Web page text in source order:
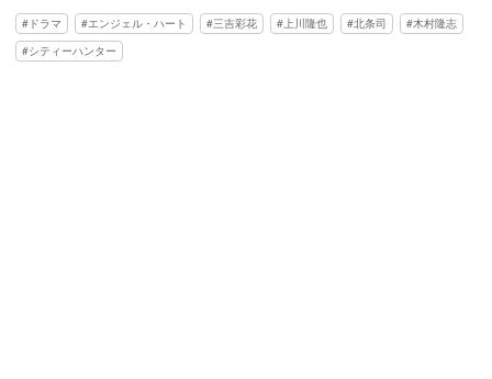
ドラマ エンジェル・ハート 三吉彩花 上川隆也 北条司
木村隆志
シティーハンター